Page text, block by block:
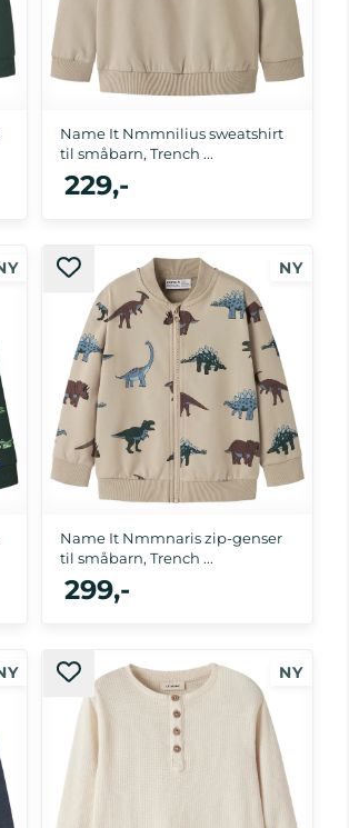
Name It Nmmnilius sweatshirt
til småbarn, Trench ...
92, 98, 104, 110, 116
229,-
Name It Nmmnaris zip-genser
til småbarn, Trench ...
92, 98, 104, 110, 116
299,-